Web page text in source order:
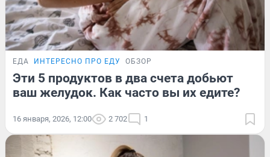
ЕДА ИНТЕРЕСНО ПРО ЕДУ ОБЗОР
Эти 5 продуктов в два счета добьют
ваш желудок. Как часто вы их едите?
16 января, 2026, 12:00 2 702 1